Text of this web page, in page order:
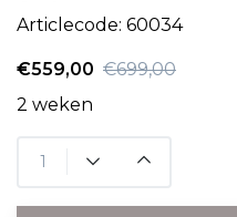
Articlecode: 60034
€559,00 €699,00
2 weken